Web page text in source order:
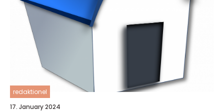
redaktionel
17. January 2024